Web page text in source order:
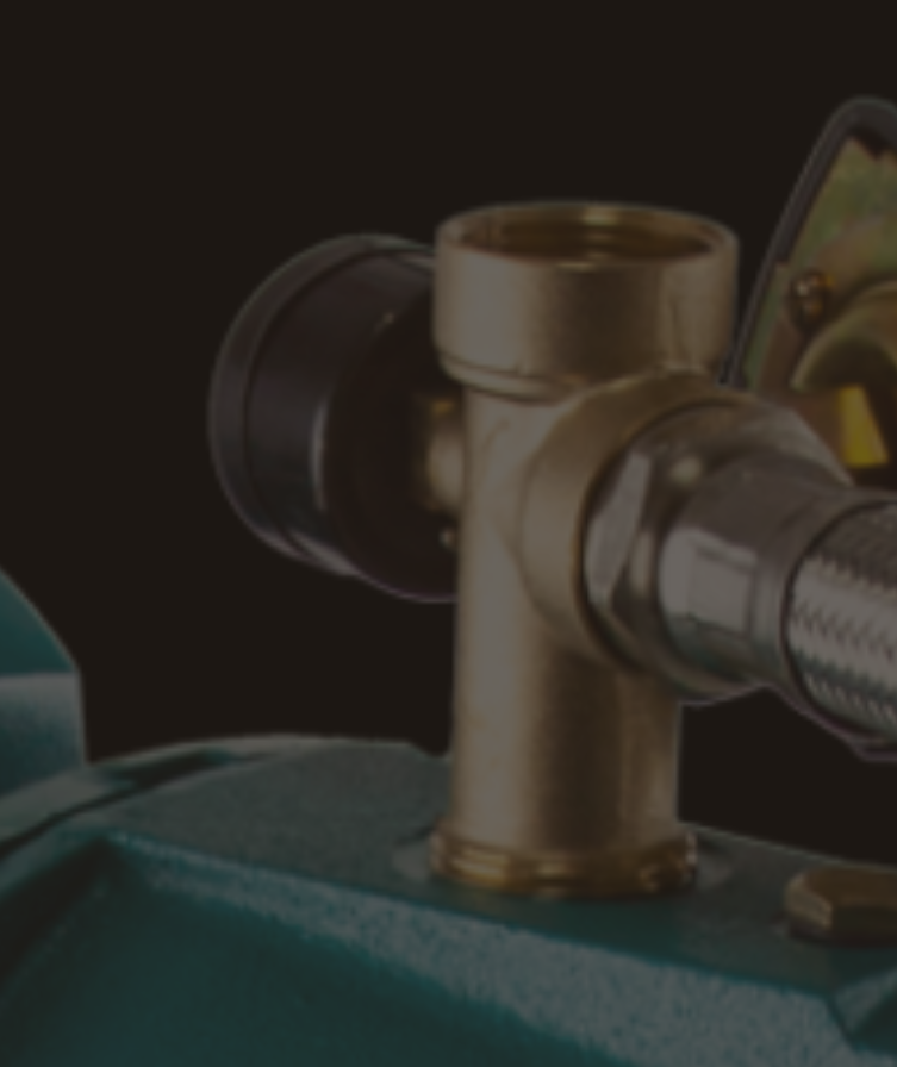
Основные технические характеристики установки Номинальное значение
40 м вод.ст., м3/ч 1-18 Номинальная мощность электродвигателей насосов, кВт 3
или 4 Габаритные размеры электронасосной установки, мм 1500x950x1500 Масса
электронасосной установки, кг 265 Технические характеристики комплектного
Потребляемая мощность, Вт, не более 300
Степень защиты оболочки шкафа КУУ по ГОСТ 14254-96 IP23
Климатическое исполнение и категория размещения по ГОСТ 15150-69 УХЛ4
шкафа 800x650x250
высота шкафа со стойкой 1550
Графики зависимости напора Н (для различных значений напора в контрольных
точках) и потребляемой мощности N от расхода О в гидравлической системе с